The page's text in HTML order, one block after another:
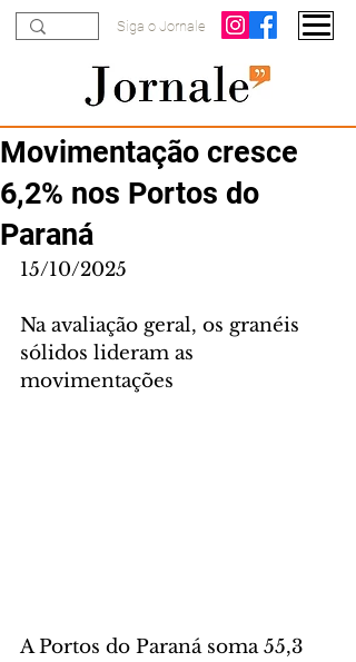
Siga o Jornale
Movimentação cresce
6,2% nos Portos do
Paraná
15/10/2025
Na avaliação geral, os granéis
sólidos lideram as
movimentações
A Portos do Paraná soma 55,3